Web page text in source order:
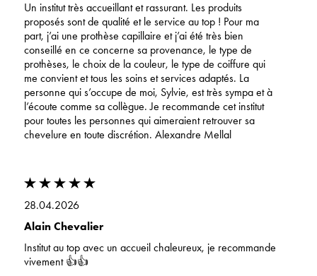
Un institut très accueillant et rassurant. Les produits
proposés sont de qualité et le service au top ! Pour ma
part, j’ai une prothèse capillaire et j’ai été très bien
conseillé en ce concerne sa provenance, le type de
prothèses, le choix de la couleur, le type de coiffure qui
me convient et tous les soins et services adaptés. La
personne qui s’occupe de moi, Sylvie, est très sympa et à
l’écoute comme sa collègue. Je recommande cet institut
pour toutes les personnes qui aimeraient retrouver sa
chevelure en toute discrétion. Alexandre Mellal
28.04.2026
Alain Chevalier
Institut au top avec un accueil chaleureux, je recommande
vivement 👍👍